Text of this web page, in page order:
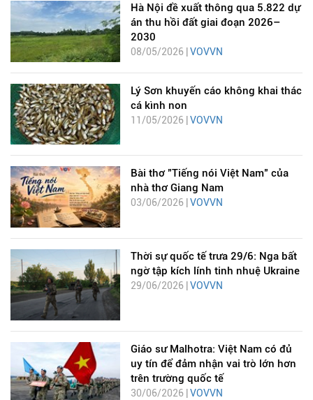
Hà Nội đề xuất thông qua 5.822 dự
án thu hồi đất giai đoạn 2026–
2030
08/05/2026 | VOVVN
Lý Sơn khuyến cáo không khai thác
cá kình non
11/05/2026 | VOVVN
Bài thơ "Tiếng nói Việt Nam" của
nhà thơ Giang Nam
03/06/2026 | VOVVN
Thời sự quốc tế trưa 29/6: Nga bất
ngờ tập kích lính tinh nhuệ Ukraine
29/06/2026 | VOVVN
Giáo sư Malhotra: Việt Nam có đủ
uy tín để đảm nhận vai trò lớn hơn
trên trường quốc tế
30/06/2026 | VOVVN